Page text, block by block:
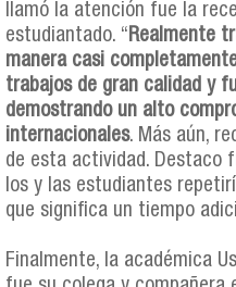
llamó la atención fue la
estudiantado. “Realmente
manera casi
trabajos de gran calidad y
demostrando un alto
internacionales. Más aún,
de esta actividad. Destaco
los y las estudiantes
que significa un tiempo
Finalmente, la académica